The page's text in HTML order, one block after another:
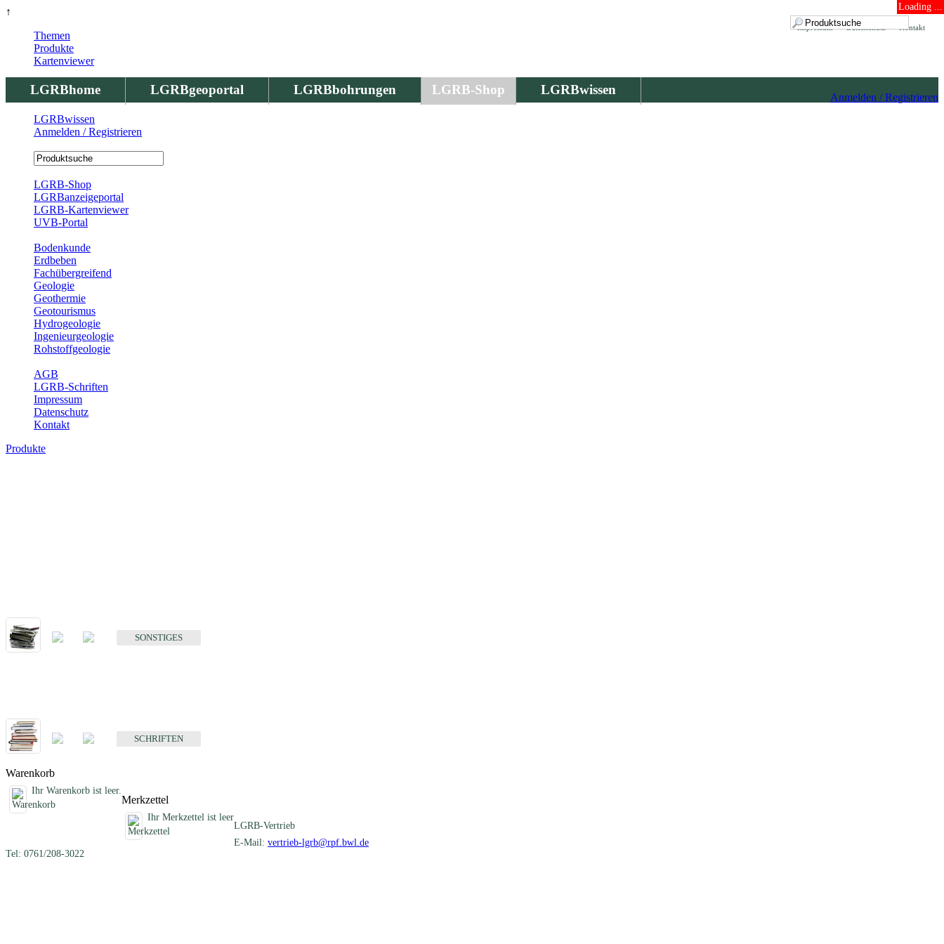
↑ Loading ...
Kontakt
Datenschutz
Impressum
LGRBhome LGRBgeoportal LGRBbohrungen LGRB-Shop LGRBwissen
Anmelden / Registrieren
Themen
Produkte
Kartenviewer
LGRBwissen
Anmelden / Registrieren
LGRB-Shop
LGRBanzeigeportal
LGRB-Kartenviewer
UVB-Portal
Bodenkunde
Erdbeben
Fachübergreifend
Geologie
Geothermie
Geotourismus
Hydrogeologie
Ingenieurgeologie
Rohstoffgeologie
AGB
LGRB-Schriften
Impressum
Datenschutz
Kontakt
Produkte
SONSTIGES
SCHRIFTEN
Warenkorb
Ihr Warenkorb ist leer.
Merkzettel
Ihr Merkzettel ist leer
LGRB-Vertrieb
E-Mail: vertrieb-lgrb@rpf.bwl.de
Tel: 0761/208-3022